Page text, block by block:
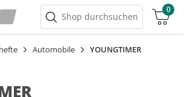
Shop durchsuchen
0
Automobile YOUNGTIMER